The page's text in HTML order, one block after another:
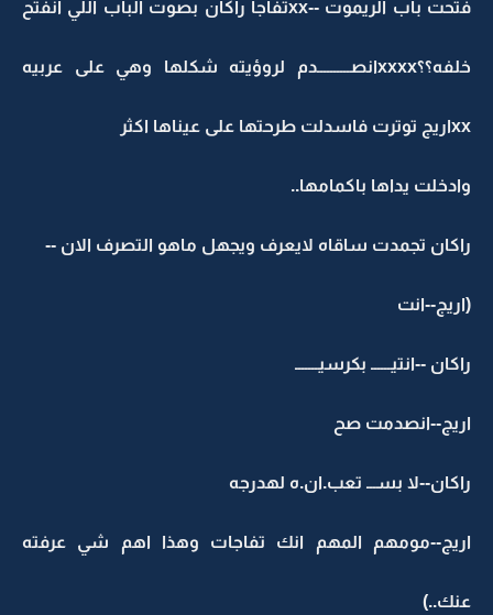
فتحت باب الريموت --xxتفاجا راكان بصوت الباب اللي انفتح
خلفه؟؟xxxxانصــــــــــدم لروؤيته شكلها وهي على عربيه
xxاريج توترت فاسدلت طرحتها على عيناها اكثر
وادخلت يداها باكمامها..
راكان تجمدت ساقاه لايعرف ويجهل ماهو التصرف الان --
(اريج--انت
راكان --انتيــــــ بكرسيـــــــ
اريج--انصدمت صح
راكان--لا بســـ تعب.ان.ه لهدرجه
اريج--مومهم المهم انك تفاجات وهذا اهم شي عرفته
عنك..)